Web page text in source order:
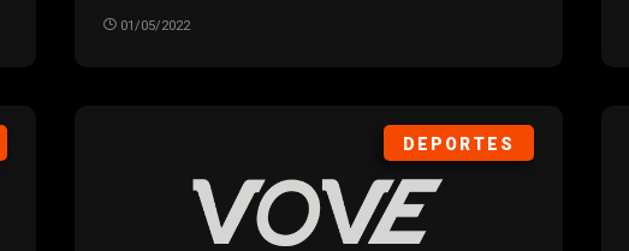
01/05/2022
DEPORTES